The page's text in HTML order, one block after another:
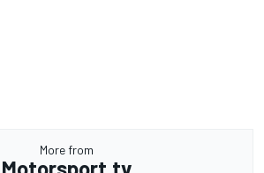
More from